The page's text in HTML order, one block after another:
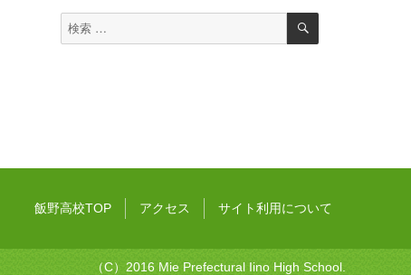
検
索
検
飯野高校TOP アクセス サイト利用について
（C）2016 Mie Prefectural Iino High School.